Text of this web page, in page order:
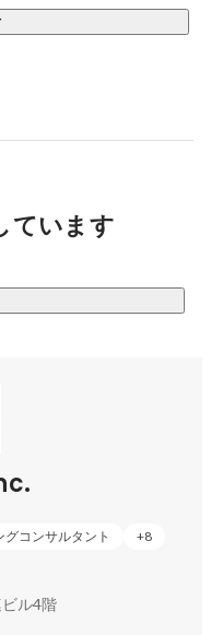
ています
グコンサルタント +8
ル4階